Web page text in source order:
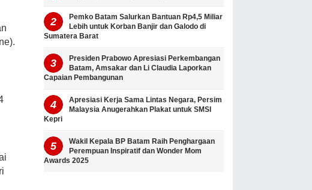
Pemko Batam Salurkan Bantuan Rp4,5 Miliar
Lebih untuk Korban Banjir dan Galodo di
Sumatera Barat
Presiden Prabowo Apresiasi Perkembangan
Batam, Amsakar dan Li Claudia Laporkan
Capaian Pembangunan
Apresiasi Kerja Sama Lintas Negara, Persim
Malaysia Anugerahkan Plakat untuk SMSI
Kepri
Wakil Kepala BP Batam Raih Penghargaan
Perempuan Inspiratif dan Wonder Mom
Awards 2025